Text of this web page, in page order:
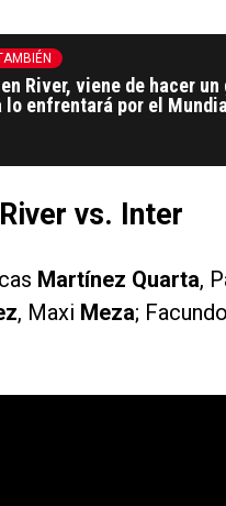
River, viene de hacer
lo enfrentará por el
vs. Inter
Martínez Quarta,
, Maxi Meza; Facundo